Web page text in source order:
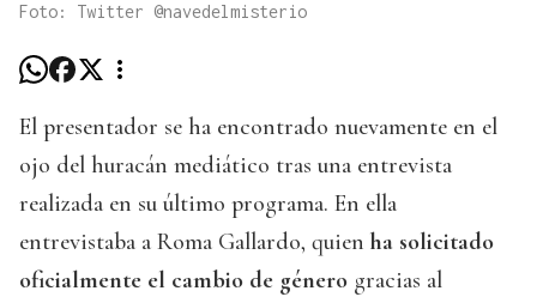
Foto: Twitter @navedelmisterio
El presentador se ha encontrado nuevamente en el
ojo del huracán mediático tras una entrevista
realizada en su último programa. En ella
entrevistaba a Roma Gallardo, quien ha solicitado
oficialmente el cambio de género gracias al